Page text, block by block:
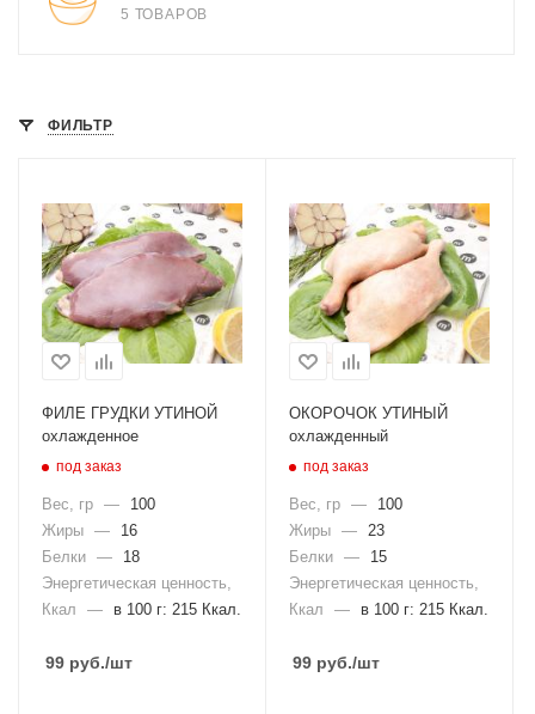
5 ТОВАРОВ
ФИЛЬТР
ФИЛЕ ГРУДКИ УТИНОЙ
охлажденное
под заказ
Вес, гр —
100
Жиры —
16
Белки —
18
Энергетическая ценность,
Ккал
— в 100 г: 215 Ккал.
99 руб./шт
ОКОРОЧОК УТИНЫЙ
охлажденный
под заказ
Вес, гр —
100
Жиры — 23
Белки —
15
Энергетическая ценность,
Ккал
— в 100 г: 215 Ккал.
99 руб./шт